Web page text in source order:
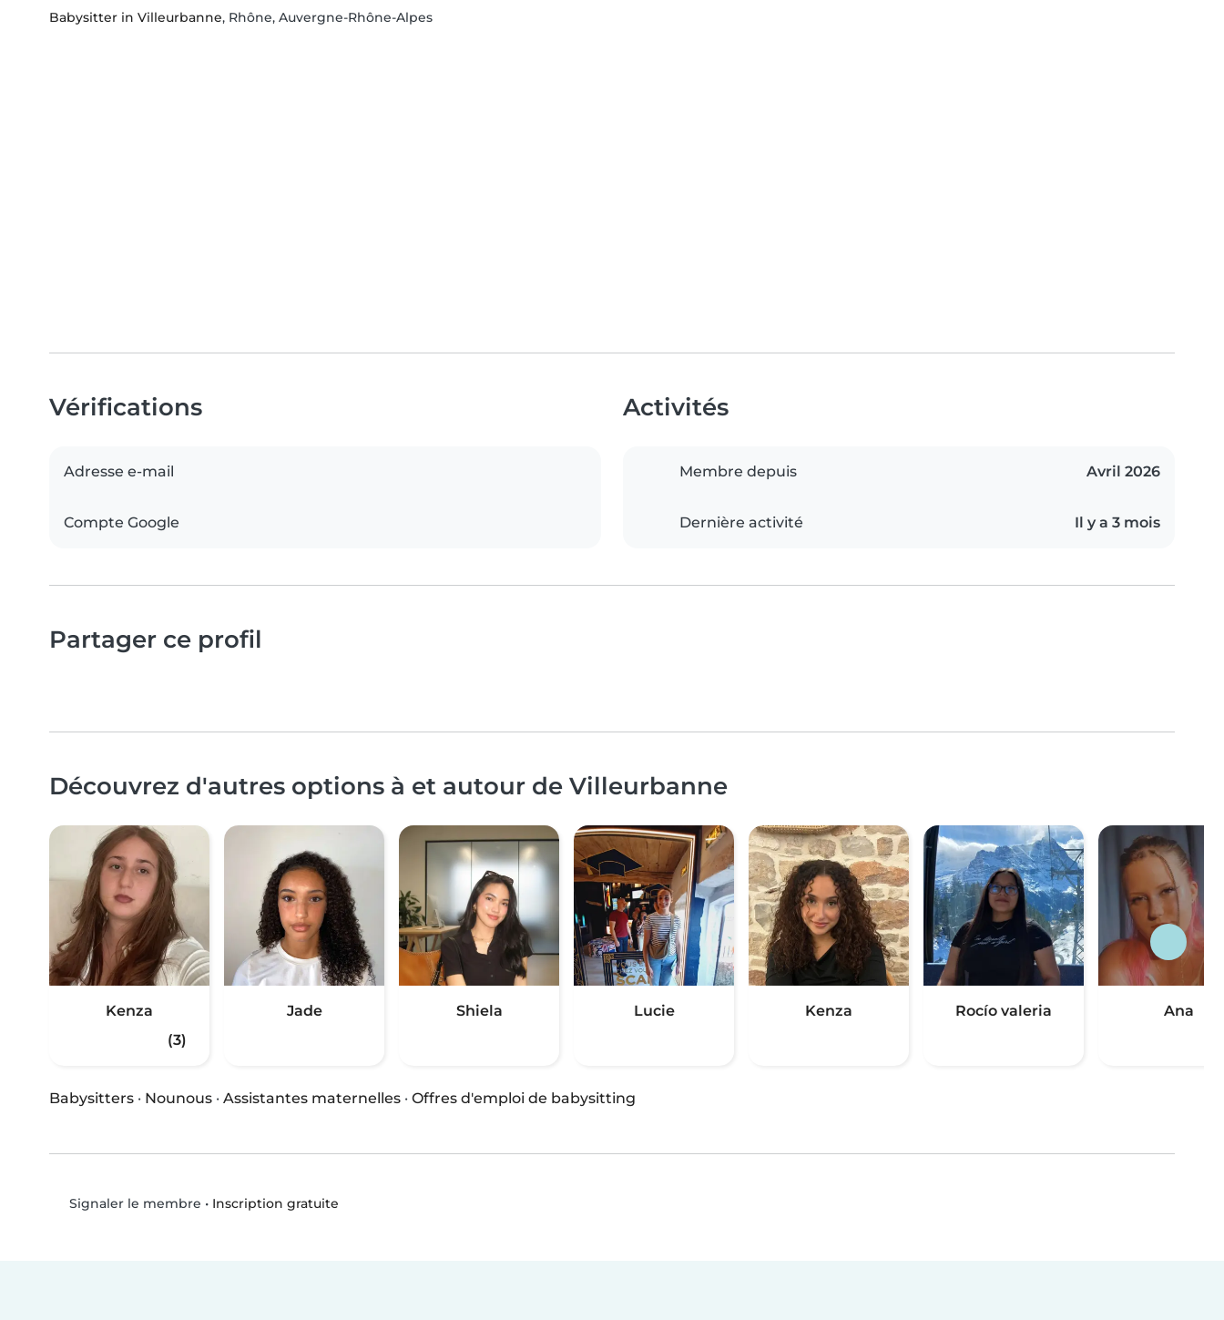
Babysitter in Villeurbanne, Rhône, Auvergne-Rhône-Alpes
Vérifications
Adresse e-mail
Compte Google
Activités
Membre depuis Avril 2026
Dernière activité Il y a 3 mois
Partager ce profil
Découvrez d'autres options à et autour de Villeurbanne
Kenza
(3)
Jade Shiela Lucie Kenza Rocío valeria Ana
Babysitters · Nounous · Assistantes maternelles · Offres d'emploi de babysitting
Signaler le membre • Inscription gratuite